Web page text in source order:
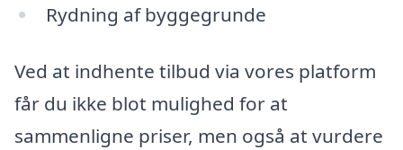
Rydning af byggegrunde
Ved at indhente tilbud via vores platform
får du ikke blot mulighed for at
sammenligne priser, men også at vurdere